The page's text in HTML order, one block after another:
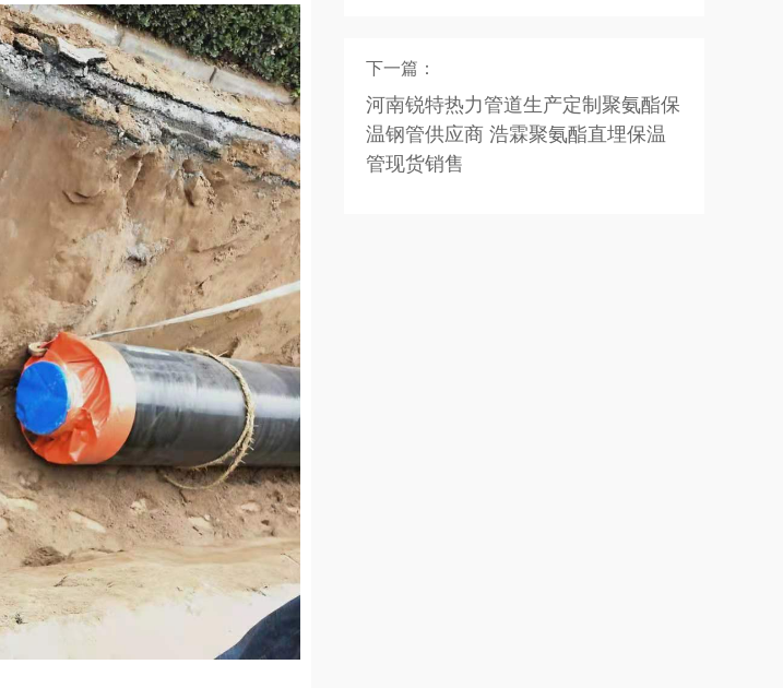
下一篇：
河南锐特热力管道生产定制聚氨酯保
温钢管供应商 浩霖聚氨酯直埋保温
管现货销售